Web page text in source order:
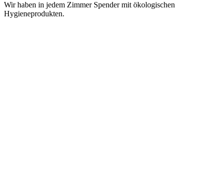
Wir haben in jedem Zimmer Spender mit ökologischen
Hygieneprodukten.